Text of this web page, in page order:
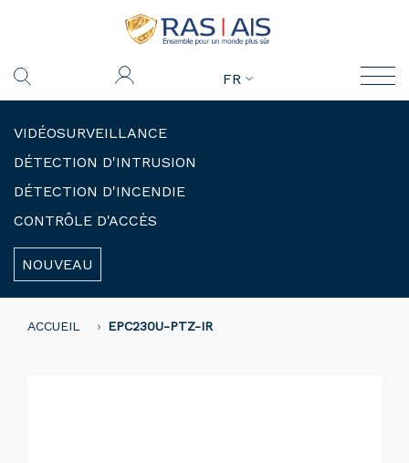
FR
VIDÉOSURVEILLANCE
DÉTECTION D'INTRUSION
DÉTECTION D'INCENDIE
CONTRÔLE D'ACCÈS
NOUVEAU
ACCUEIL EPC230U-PTZ-IR